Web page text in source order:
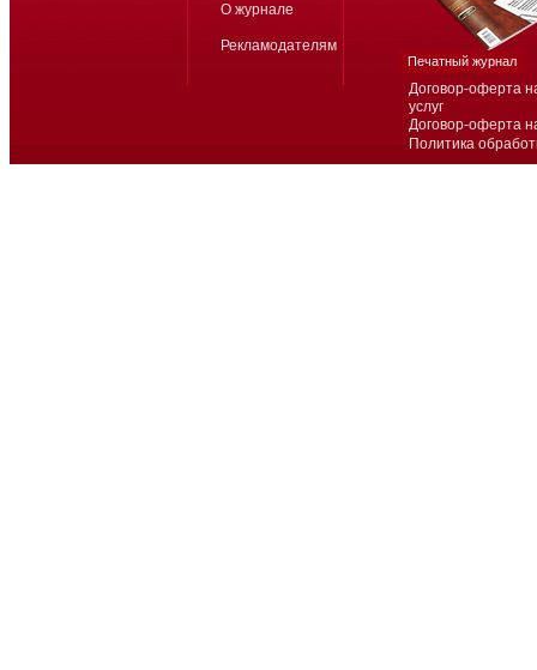
Договор-оферта
услуг
Договор-оферта
Политика
О журнале
Рекламодателям
Печатный журнал